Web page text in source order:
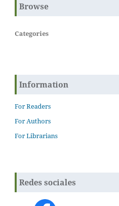
Browse
Categories
Information
For Readers
For Authors
For Librarians
Redes sociales